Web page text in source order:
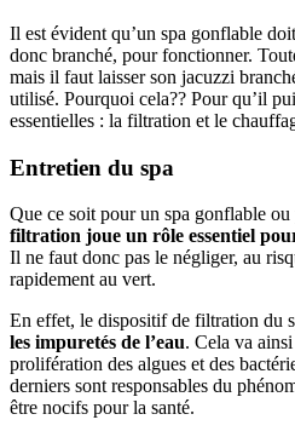
Il est évident qu’un spa gonflable
donc branché, pour fonctionner.
mais il faut laisser son jacuzzi
utilisé. Pourquoi cela?? Pour qu’il
essentielles : la filtration et le
Entretien du spa
Que ce soit pour un spa gonflable
filtration joue un rôle essentiel
Il ne faut donc pas le négliger, au
rapidement au vert.
En effet, le dispositif de filtration du
les impuretés de l’eau. Cela va
prolifération des algues et des
derniers sont responsables du
être nocifs pour la santé.